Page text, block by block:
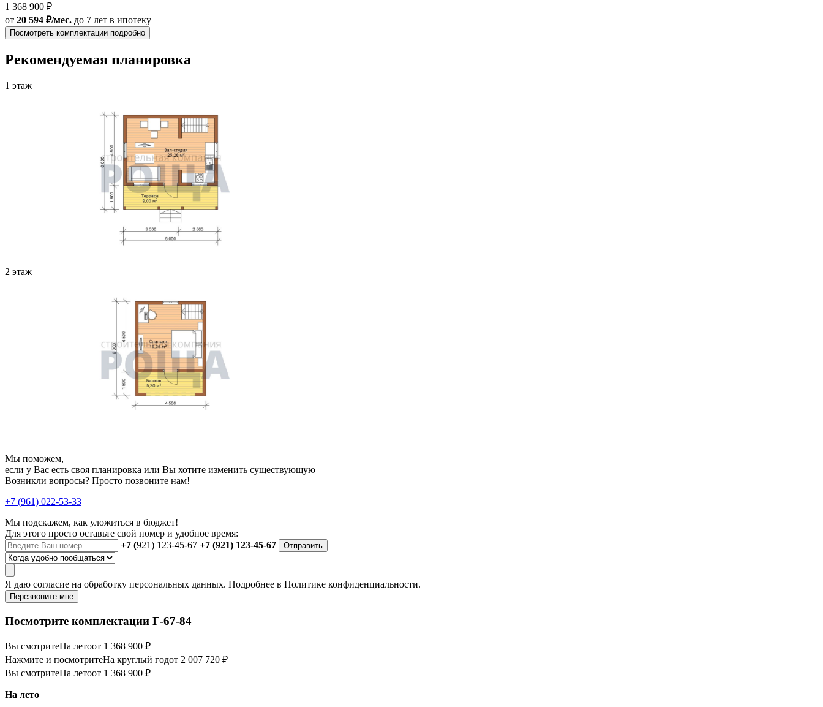
1 368 900 ₽
от 20 594 ₽/мес. до 7 лет в ипотеку
Посмотреть комплектации подробно
Рекомендуемая планировка
1 этаж
2 этаж
Мы поможем,
если у Вас есть своя планировка или Вы хотите изменить существующую
Возникли вопросы? Просто позвоните нам!
+7 (961) 022-53-33
Мы подскажем, как уложиться в бюджет!
Для этого просто оставьте свой номер и удобное время:
+7 (921) 123-45-67 +7 (921) 123-45-67 Отправить
Я даю согласие на обработку персональных данных. Подробнее в Политике конфиденциальности.
Перезвоните мне
Посмотрите комплектации Г-67-84
Вы смотритеНа летоот 1 368 900 ₽
Нажмите и посмотритеНа круглый годот 2 007 720 ₽
Вы смотритеНа летоот 1 368 900 ₽
На лето